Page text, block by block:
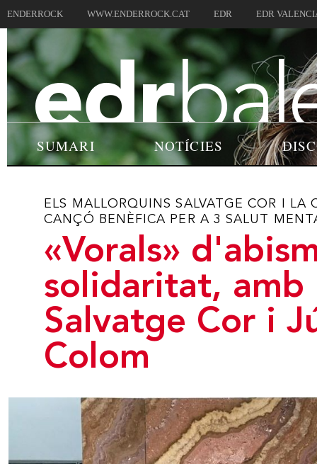
ENDERROCK WWW.ENDERROCK.CAT EDR EDR
SUMARI NOTÍCIES
ELS MALLORQUINS SALVATGE COR I
CANÇÓ BENÈFICA PER A 3 SALUT
«Vorals»
solidaritat, amb
Salvatge Cor i
Colom